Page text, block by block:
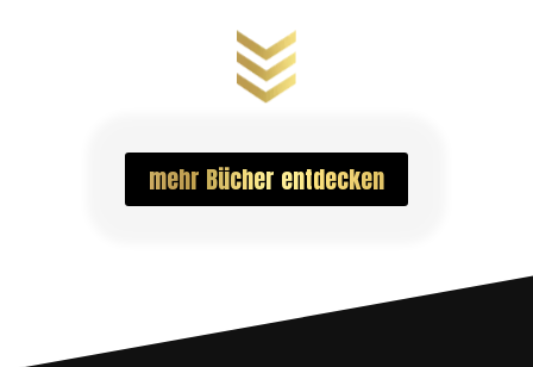
mehr Bücher entdecken